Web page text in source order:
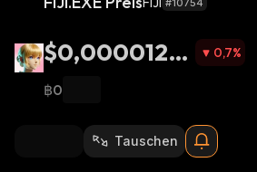
#10754
$0,0000125
4
0,7%
฿0
Tauschen